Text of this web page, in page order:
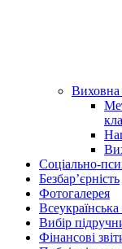
Виховна
Соціально-
Безбар’єрність
Фотогалерея
Вибір
Фінансові